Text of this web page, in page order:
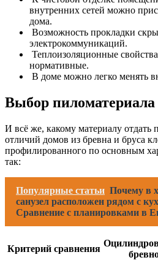
внутренних сетей можно
дома.
Возможность прокладки
электрокоммуникаций.
Теплоизоляционные
нормативные.
В доме можно легко менять
Выбор пиломатериала
И всё же, какому материалу отдать
отличий домов из бревна и бруса
профилированного по основным
так:
Популярные статьи Почему в
санузел расположен рядом с
Сравнение с планировками в
Критерий сравнения